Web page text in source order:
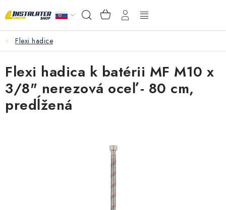
na
Hľadať NÁKUPNÝ
KOŠÍK
VEĽKOOBCHOD
AKO VYBRAŤ?
PREDAJŇA - RAKOVÁ
Flexi hadice
Flexi hadica k batérii MF M10 x
3/8" nerezová oceľ - 80 cm,
predĺžená